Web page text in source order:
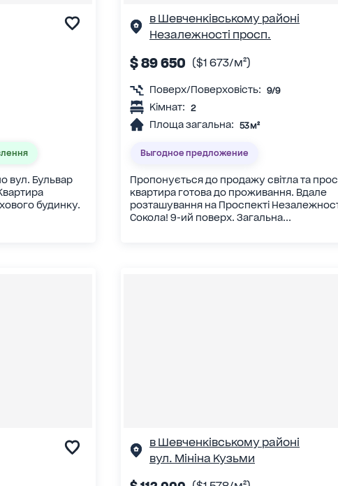
вул. Бульвар
будинку.
в Шевченківському районі
Незалежності просп.
$ 89 650 ($1 673/м²)
Поверх/Поверховість: 9/9
Кімнат: 2
Площа загальна: 53 м²
Выгодное предложение
Пропонується до продажу світла та
квартира готова до проживання. Вдале
розташування на Проспекті
Сокола! 9-ий поверх. Загальна...
в Шевченківському районі
вул. Мініна Кузьми